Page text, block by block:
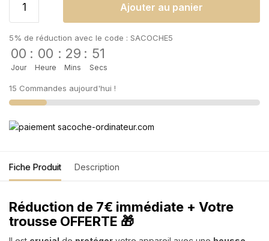
Ajouter au panier
5% de réduction avec le code : SACOCHE5
00
Jour
: 00
Heure
: 29
Mins
: 51
Secs
15 Commandes aujourd'hui !
Fiche Produit Description
Réduction de 7€ immédiate + Votre
trousse OFFERTE 🎁